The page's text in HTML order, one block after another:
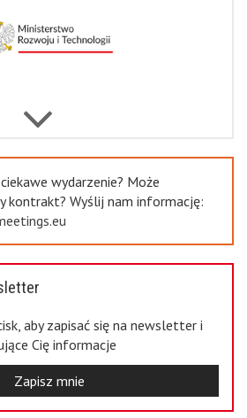
wydarzenie? Może
kontrakt? Wyślij nam informację:
aby zapisać się na newsletter i
Cię informacje
Zapisz mnie